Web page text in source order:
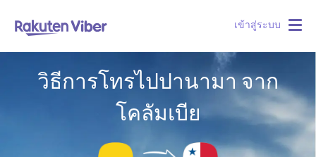
เข้าสู่ระบบ
วิธีการโทรไปปานามา จาก
โคลัมเบีย